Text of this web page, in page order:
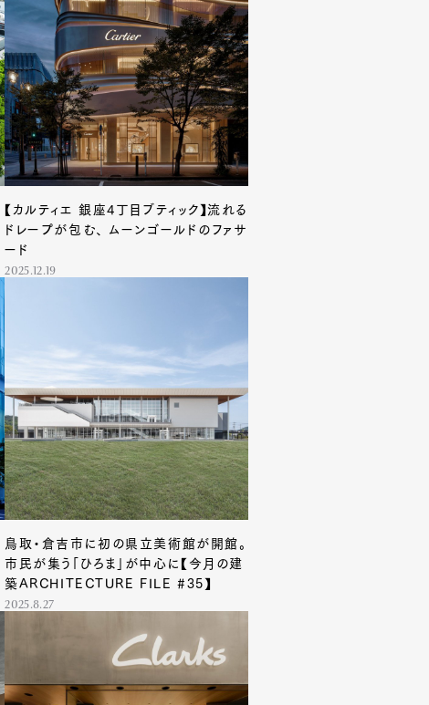
【カルティエ 銀座4丁目ブティック】流れる
ドレープが包む、 ムーンゴールドのファサ
ード
2025.12.19
鳥取・倉吉市に初の県立美術館が開館。
市民が集う「ひろま」が中心に【今月の建
築ARCHITECTURE FILE #35】
2025.8.27